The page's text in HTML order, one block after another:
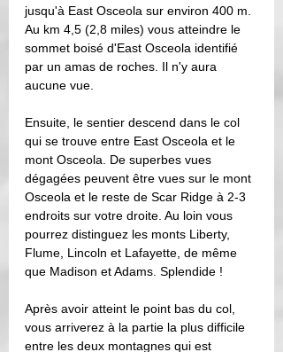
jusqu'à East Osceola sur environ 400 m.
Au km 4,5 (2,8 miles) vous atteindre le
sommet boisé d'East Osceola identifié
par un amas de roches. Il n'y aura
aucune vue.
Ensuite, le sentier descend dans le col
qui se trouve entre East Osceola et le
mont Osceola. De superbes vues
dégagées peuvent être vues sur le mont
Osceola et le reste de Scar Ridge à 2-3
endroits sur votre droite. Au loin vous
pourrez distinguez les monts Liberty,
Flume, Lincoln et Lafayette, de même
que Madison et Adams. Splendide !
Après avoir atteint le point bas du col,
vous arriverez à la partie la plus difficile
entre les deux montagnes qui est